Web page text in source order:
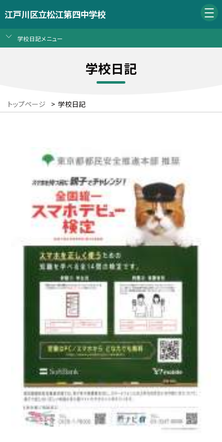
江戸川区立松江第四中学校
学校日記メニュー
学校日記
トップページ > 学校日記